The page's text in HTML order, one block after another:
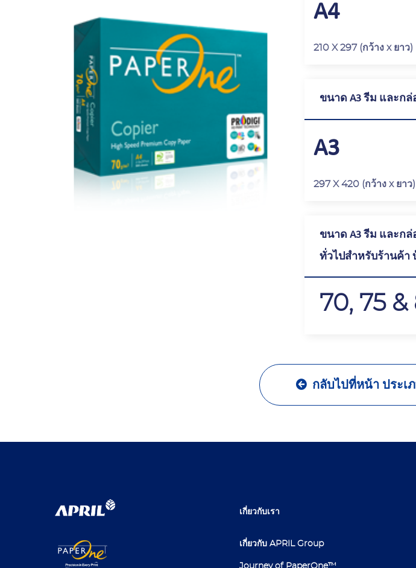
A4
210 X 297 (กว้าง x ยาว)
ขนาด A3 รีม และก
A3
297 X 420 (กว้าง x ยาว)
ขนาด A3 รีม และก
ทั่วไปสำหรับร้านค้า
70, 75 &
กลับไปที่หน้า ประเ
เกี่ยวกับเรา
เกี่ยวกับ APRIL Group